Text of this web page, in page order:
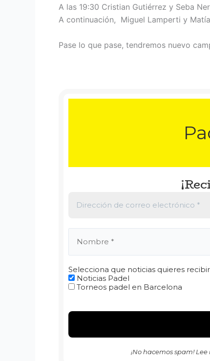
A las 19:30 Cristian Gutiérrez y Seba
A continuación, Miguel Lamperti y
Pase lo que pase, tendremos nuevo
Selecciona que noticias quieres
Noticias Padel
Torneos padel en Barcelona
¡No hacemos spam!